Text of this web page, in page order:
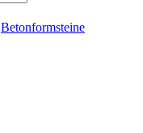
Betonformsteine